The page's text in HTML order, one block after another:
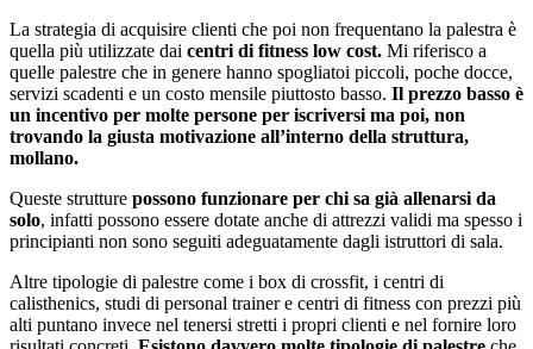
La strategia di acquisire clienti che poi non frequentano la palestra è
quella più utilizzate dai centri di fitness low cost. Mi riferisco a
quelle palestre che in genere hanno spogliatoi piccoli, poche docce,
servizi scadenti e un costo mensile piuttosto basso. Il prezzo basso è
un incentivo per molte persone per iscriversi ma poi, non
trovando la giusta motivazione all’interno della struttura,
mollano.
Queste strutture possono funzionare per chi sa già allenarsi da
solo, infatti possono essere dotate anche di attrezzi validi ma spesso i
principianti non sono seguiti adeguatamente dagli istruttori di sala.
Altre tipologie di palestre come i box di crossfit, i centri di
calisthenics, studi di personal trainer e centri di fitness con prezzi più
alti puntano invece nel tenersi stretti i propri clienti e nel fornire loro